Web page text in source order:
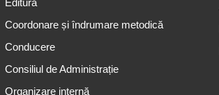
Editură
Coordonare și îndrumare metodică
Conducere
Consiliul de Administrație
Organizare internă